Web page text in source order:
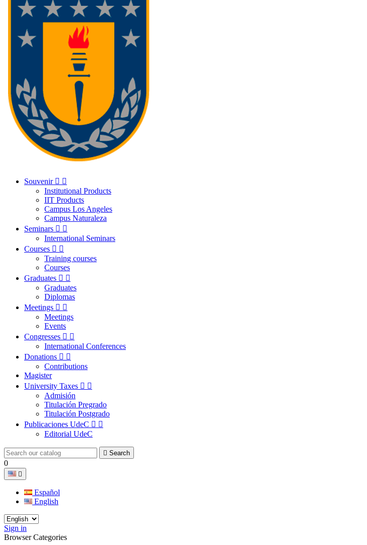
Souvenir  
Institutional Products
IIT Products
Campus Los Angeles
Campus Naturaleza
Seminars  
International Seminars
Courses  
Training courses
Courses
Graduates  
Graduates
Diplomas
Meetings  
Meetings
Events
Congresses  
International Conferences
Donations  
Contributions
Magister
University Taxes  
Admisión
Titulación Pregrado
Titulación Postgrado
Publicaciones UdeC  
Editorial UdeC
 Search
0

Español
English
Sign in
Browser Categories